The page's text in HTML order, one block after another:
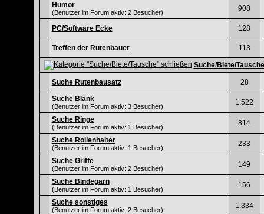
Humor
(Benutzer im Forum aktiv: 2 Besucher) 908
PC/Software Ecke 128
Treffen der Rutenbauer 113
Suche/Biete/Tausche
Suche Rutenbausatz
28
Suche Blank
(Benutzer im Forum aktiv: 3 Besucher) 1.522
Suche Ringe
(Benutzer im Forum aktiv: 1 Besucher) 814
Suche Rollenhalter
(Benutzer im Forum aktiv: 1 Besucher) 233
Suche Griffe
(Benutzer im Forum aktiv: 2 Besucher) 149
Suche Bindegarn
(Benutzer im Forum aktiv: 1 Besucher) 156
Suche sonstiges
(Benutzer im Forum aktiv: 2 Besucher) 1.334